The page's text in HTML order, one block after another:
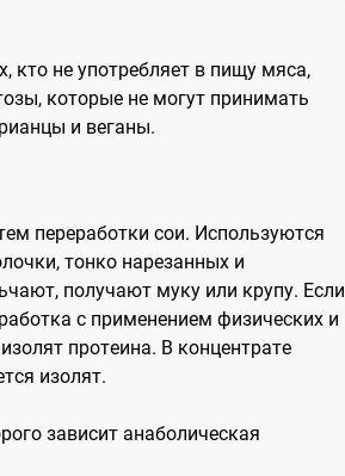
кто не употребляет в пищу мяса,
которые не могут принимать
и веганы.
переработки сои. Используются
тонко нарезанных и
получают муку или крупу. Если
с применением физических и
протеина. В концентрате
изолят.
зависит анаболическая